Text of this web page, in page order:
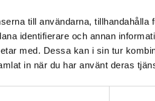
till användarna, tillhandahålla
identifierare och annan
med. Dessa kan i sin tur
in när du har använt deras
via en
leveranser utanför
måste
mer